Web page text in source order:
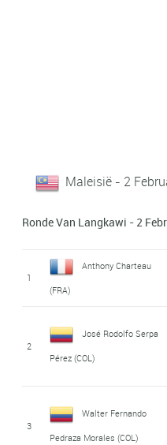
Maleisië - 2
Ronde Van Langkawi - 2
1
Anthony Charteau
(FRA)
2
José Rodolfo Serpa
Pérez (COL)
3
Walter Fernando
Pedraza Morales (COL)